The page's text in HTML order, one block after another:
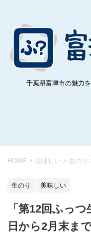
千葉県富津市の魅力
HOME > 美味しい > 生のり
生のり 美味しい
「第12回ふっ
日から2月末ま